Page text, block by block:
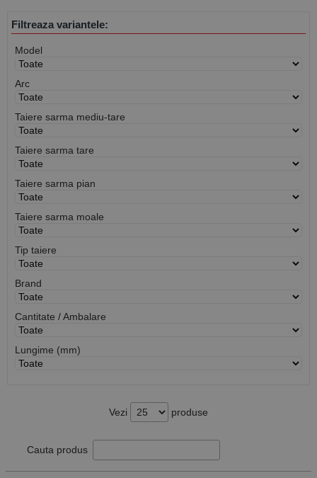
Filtreaza variantele:
Model
Arc
Taiere sarma mediu-tare
Taiere sarma tare
Taiere sarma pian
Taiere sarma moale
Tip taiere
Brand
Cantitate / Ambalare
Lungime (mm)
Vezi produse
Cauta produs